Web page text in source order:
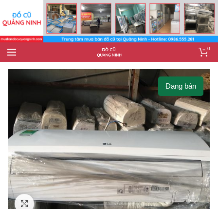
0
Click to enlarge
Đang bán